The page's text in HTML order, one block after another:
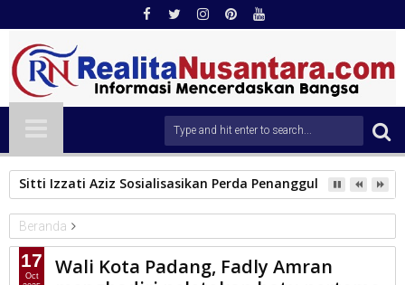
Sitti Izzati Aziz Sosialisasikan Perda Penanggulangan
Beranda
PEMKO PADANG
Wali Kota Padang, Fadly Amran menghadiri peletakan batu
Wali Kota Padang, Fadly Amran
17
Oct